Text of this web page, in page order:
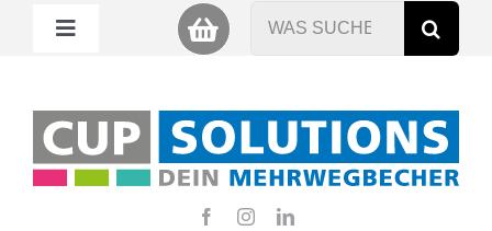
Toggle
Miet Cup
Suche